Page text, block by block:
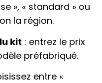
», « standard » ou
la région.
kit : entrez le prix
préfabriqué.
entre «